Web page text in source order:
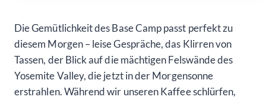
Die Gemütlichkeit des Base Camp passt perfekt zu
diesem Morgen – leise Gespräche, das Klirren von
Tassen, der Blick auf die mächtigen Felswände des
Yosemite Valley, die jetzt in der Morgensonne
erstrahlen. Während wir unseren Kaffee schlürfen,